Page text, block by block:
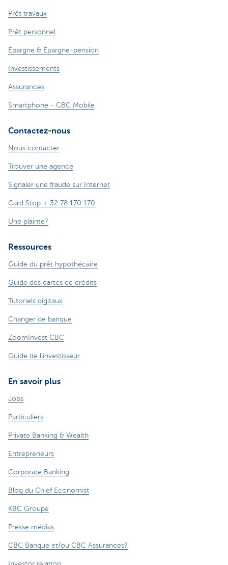
Prêt travaux
Prêt personnel
Epargne & Epargne-pension
Investissements
Assurances
Smartphone - CBC Mobile
Contactez-nous
Nous contacter
Trouver une agence
Signaler une fraude sur Internet
Card Stop + 32 78 170 170
Une plainte?
Ressources
Guide du prêt hypothécaire
Guide des cartes de crédits
Tutoriels digitaux
Changer de banque
ZoomInvest CBC
Guide de l'investisseur
En savoir plus
Jobs
Particuliers
Private Banking & Wealth
Entrepreneurs
Corporate Banking
Blog du Chief Economist
KBC Groupe
Presse médias
CBC Banque et/ou CBC Assurances?